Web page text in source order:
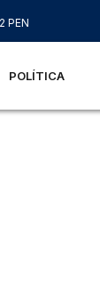
PEN
POLÍTICA